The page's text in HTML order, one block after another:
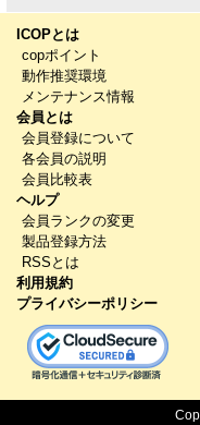
ICOPとは
copポイント
動作推奨環境
メンテナンス情報
会員とは
会員登録について
各会員の説明
会員比較表
ヘルプ
会員ランクの変更
製品登録方法
RSSとは
利用規約
プライバシーポリシー